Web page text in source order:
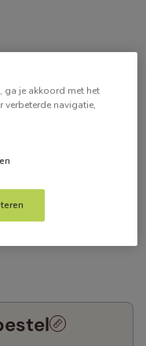
ga je akkoord met het
navigatie,